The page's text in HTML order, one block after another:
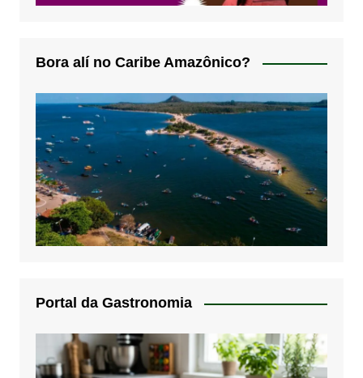
Bora alí no Caribe Amazônico?
Portal da Gastronomia